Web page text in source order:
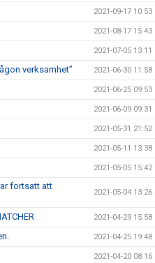
2021-09-17 10:53
2021-08-17 15:43
2021-07-05 13:11
verksamhet” 2021-06-30 11:58
2021-06-25 09:53
2021-06-09 09:31
2021-05-31 21:52
2021-05-11 13:38
2021-05-05 15:42
fortsatt att
2021-05-04 13:26
2021-04-29 15:58
2021-04-25 19:48
2021-04-20 08:16